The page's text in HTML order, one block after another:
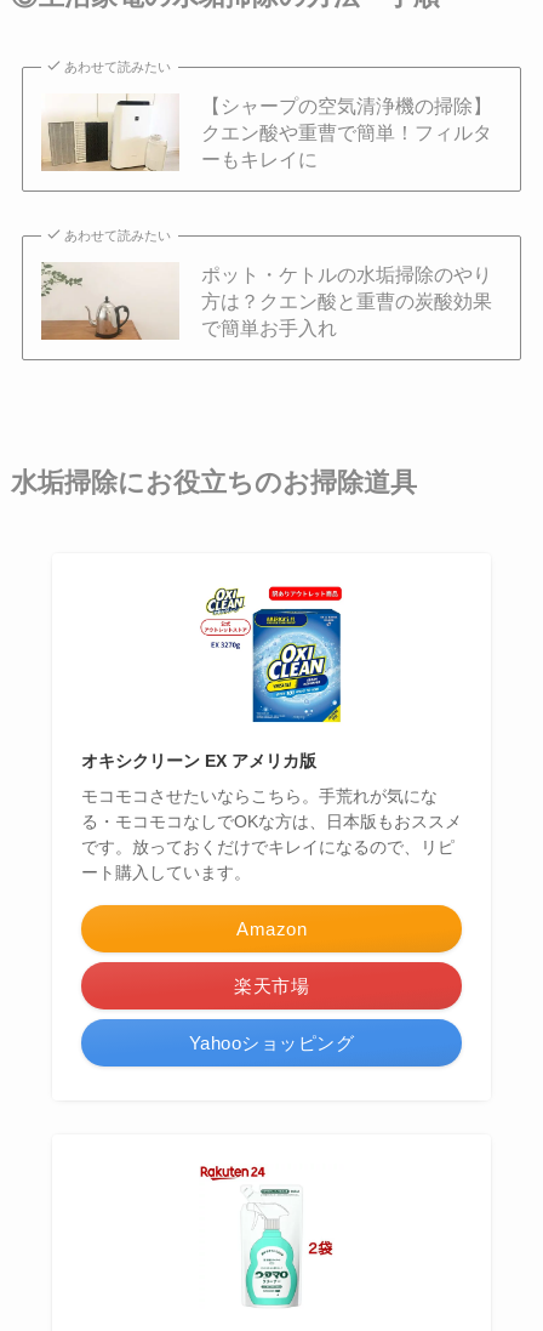
あわせて読みたい
【シャープの空気清浄機の掃除】
クエン酸や重曹で簡単！フィルタ
ーもキレイに
あわせて読みたい
ポット・ケトルの水垢掃除のやり
方は？クエン酸と重曹の炭酸効果
で簡単お手入れ
水垢掃除にお役立ちのお掃除道具
オキシクリーン EX アメリカ版
モコモコさせたいならこちら。手荒れが気にな
る・モコモコなしでOKな方は、日本版もおススメ
です。放っておくだけでキレイになるので、リピ
ート購入しています。
Amazon
楽天市場
Yahooショッピング